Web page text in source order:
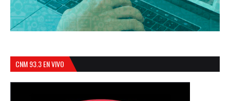
CNM 93.3 EN VIVO